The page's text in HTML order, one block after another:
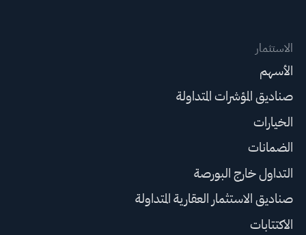
الاستثمار
الأسهم
صناديق المؤشرات المتداولة
الخيارات
الضمانات
التداول خارج البورصة
صناديق الاستثمار العقارية المتداولة
الاكتتابات